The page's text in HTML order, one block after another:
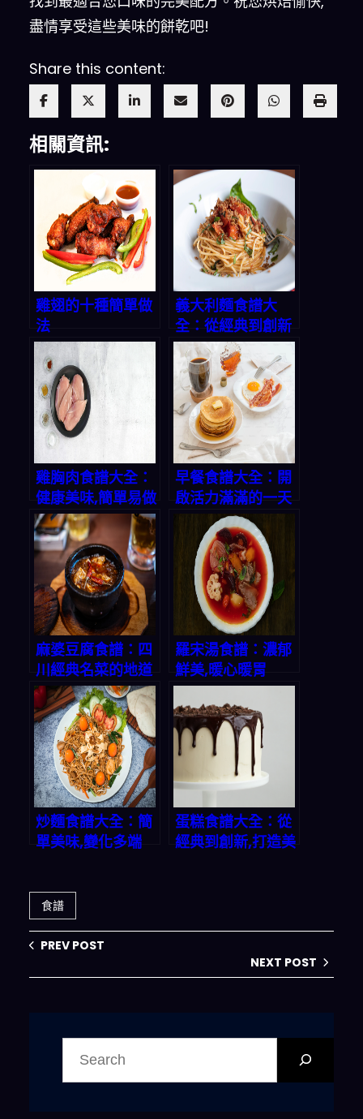
盡情享受這些美味的餅乾吧!
Share this content:
相關資訊:
雞翅的十種簡單做
法
義大利麵食譜大
全：從經典到創新
雞胸肉食譜大全：
健康美味,簡單易做
早餐食譜大全：開
啟活力滿滿的一天
麻婆豆腐食譜：四
川經典名菜的地道
做法
羅宋湯食譜：濃郁
鮮美,暖心暖胃
炒麵食譜大全：簡
單美味,變化多端
蛋糕食譜大全：從
經典到創新,打造美
食譜
PREV POST
NEXT POST